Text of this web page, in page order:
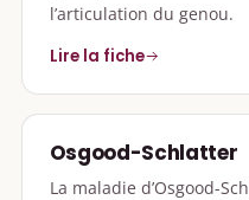
l’articulation du genou.
Lire la fiche
Osgood-Schlatter
La maladie d’Osgood-